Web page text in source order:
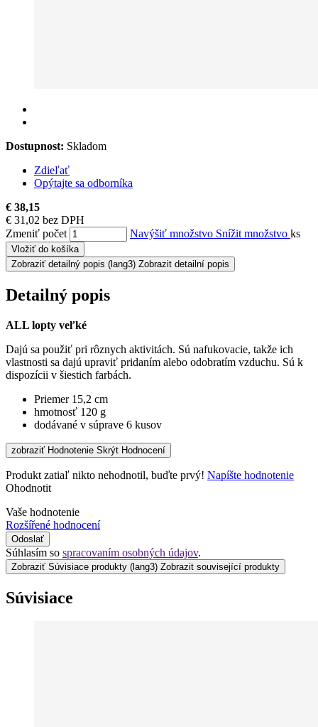
Dostupnost: Skladom
Zdieľať
Opýtajte sa odborníka
€ 38,15
€ 31,02 bez DPH
Zmeniť počet
Navýšiť množstvo Snížit množstvo ks
Vložiť do košíka
Zobraziť detailný popis (lang3) Zobrazit detailní popis
Detailný popis
ALL lopty veľké
Dajú sa použiť pri rôznych aktivitách. Sú nafukovacie, takže ich
vlastnosti sa dajú upraviť pridaním alebo odobratím vzduchu. Sú k
dispozícii v šiestich farbách.
Priemer 15,2 cm
hmotnosť 120 g
dodávané v súprave 6 kusov
zobraziť Hodnotenie Skrýt Hodnocení
Produkt zatiaľ nikto nehodnotil, buďte prvý! Napíšte hodnotenie
Ohodnotit
Vaše hodnotenie
Rozšířené hodnocení
Odoslať
Súhlasím so spracovaním osobných údajov.
Zobraziť Súvisiace produkty (lang3) Zobrazit související produkty
Súvisiace